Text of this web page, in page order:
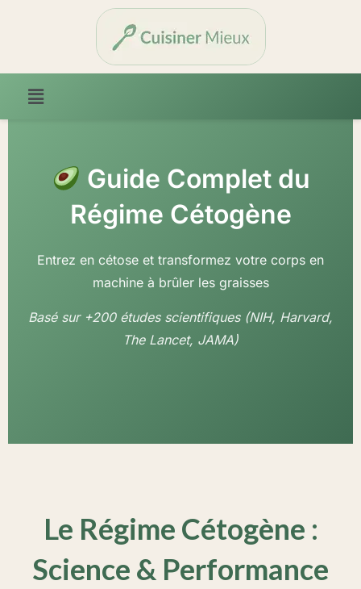
Guide Complet du
Régime Cétogène
Entrez en cétose et transformez votre corps en
machine à brûler les graisses
Basé sur +200 études scientifiques (NIH, Harvard,
The Lancet, JAMA)
Le Régime Cétogène :
Science & Performance